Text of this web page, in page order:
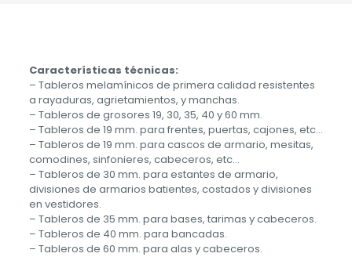
Características técnicas:
– Tableros melamínicos de primera calidad resistentes
a rayaduras, agrietamientos, y manchas.
– Tableros de grosores 19, 30, 35, 40 y 60 mm.
– Tableros de 19 mm. para frentes, puertas, cajones, etc…
– Tableros de 19 mm. para cascos de armario, mesitas,
comodines, sinfonieres, cabeceros, etc…
– Tableros de 30 mm. para estantes de armario,
divisiones de armarios batientes, costados y divisiones
en vestidores.
– Tableros de 35 mm. para bases, tarimas y cabeceros.
– Tableros de 40 mm. para bancadas.
– Tableros de 60 mm. para alas y cabeceros.